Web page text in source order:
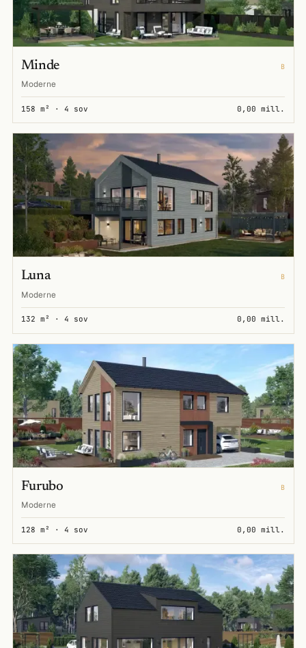
Minde B
Moderne
158 m² · 4 sov 0,00 mill.
Luna B
Moderne
132 m² · 4 sov 0,00 mill.
Furubo B
Moderne
128 m² · 4 sov 0,00 mill.